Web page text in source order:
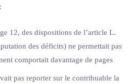
12, des dispositions de l’article L.
des déficits) ne permettait pas
comportait davantage de pages
pas reporter sur le contribuable la